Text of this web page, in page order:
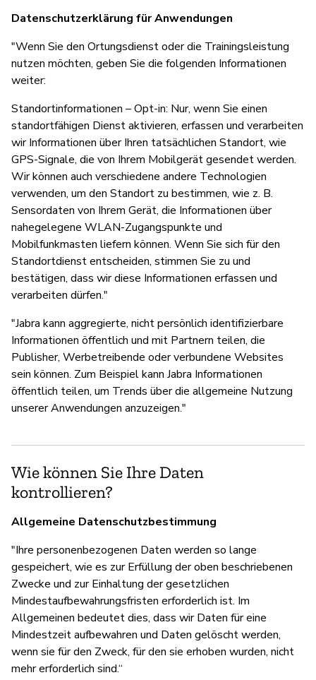
Datenschutzerklärung für Anwendungen
"Wenn Sie den Ortungsdienst oder die Trainingsleistung
nutzen möchten, geben Sie die folgenden Informationen
weiter:
Standortinformationen – Opt-in: Nur, wenn Sie einen
standortfähigen Dienst aktivieren, erfassen und verarbeiten
wir Informationen über Ihren tatsächlichen Standort, wie
GPS-Signale, die von Ihrem Mobilgerät gesendet werden.
Wir können auch verschiedene andere Technologien
verwenden, um den Standort zu bestimmen, wie z. B.
Sensordaten von Ihrem Gerät, die Informationen über
nahegelegene WLAN-Zugangspunkte und
Mobilfunkmasten liefern können. Wenn Sie sich für den
Standortdienst entscheiden, stimmen Sie zu und
bestätigen, dass wir diese Informationen erfassen und
verarbeiten dürfen."
"Jabra kann aggregierte, nicht persönlich identifizierbare
Informationen öffentlich und mit Partnern teilen, die
Publisher, Werbetreibende oder verbundene Websites
sein können. Zum Beispiel kann Jabra Informationen
öffentlich teilen, um Trends über die allgemeine Nutzung
unserer Anwendungen anzuzeigen."
Wie können Sie Ihre Daten
kontrollieren?
Allgemeine Datenschutzbestimmung
"Ihre personenbezogenen Daten werden so lange
gespeichert, wie es zur Erfüllung der oben beschriebenen
Zwecke und zur Einhaltung der gesetzlichen
Mindestaufbewahrungsfristen erforderlich ist. Im
Allgemeinen bedeutet dies, dass wir Daten für eine
Mindestzeit aufbewahren und Daten gelöscht werden,
wenn sie für den Zweck, für den sie erhoben wurden, nicht
mehr erforderlich sind.“